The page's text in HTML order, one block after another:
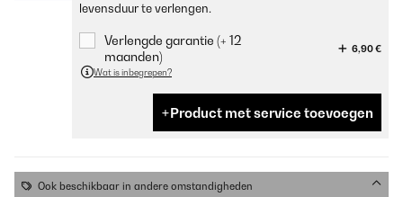
levensduur te verlengen.
Verlengde garantie (+ 12
maanden)
6,90 €
Wat is inbegrepen?
Product met service toevoegen
Ook beschikbaar in andere omstandigheden